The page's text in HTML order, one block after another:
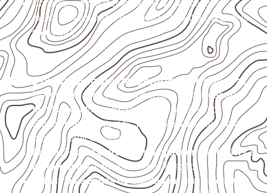
Consulte a ficha técnica antes de aplicações
externas, estruturais ou sujeitas a contato frequente
com água.
Usos profissionais do Compensado Naval
Móveis, divisórias e componentes de
marcenaria
técnica
, conforme exposição e acabamento.
Revestimentos internos, painéis e divisórias para
projetos profissionais.
Aplicações emcarrocerias, implementos, trailers e
motorhomes, conforme especificação.
Indústrias e linhas de montagem que necessitam